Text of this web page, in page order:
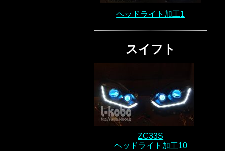
ヘッドライト加工1
スイフト
ZC33S
ヘッドライト加工10